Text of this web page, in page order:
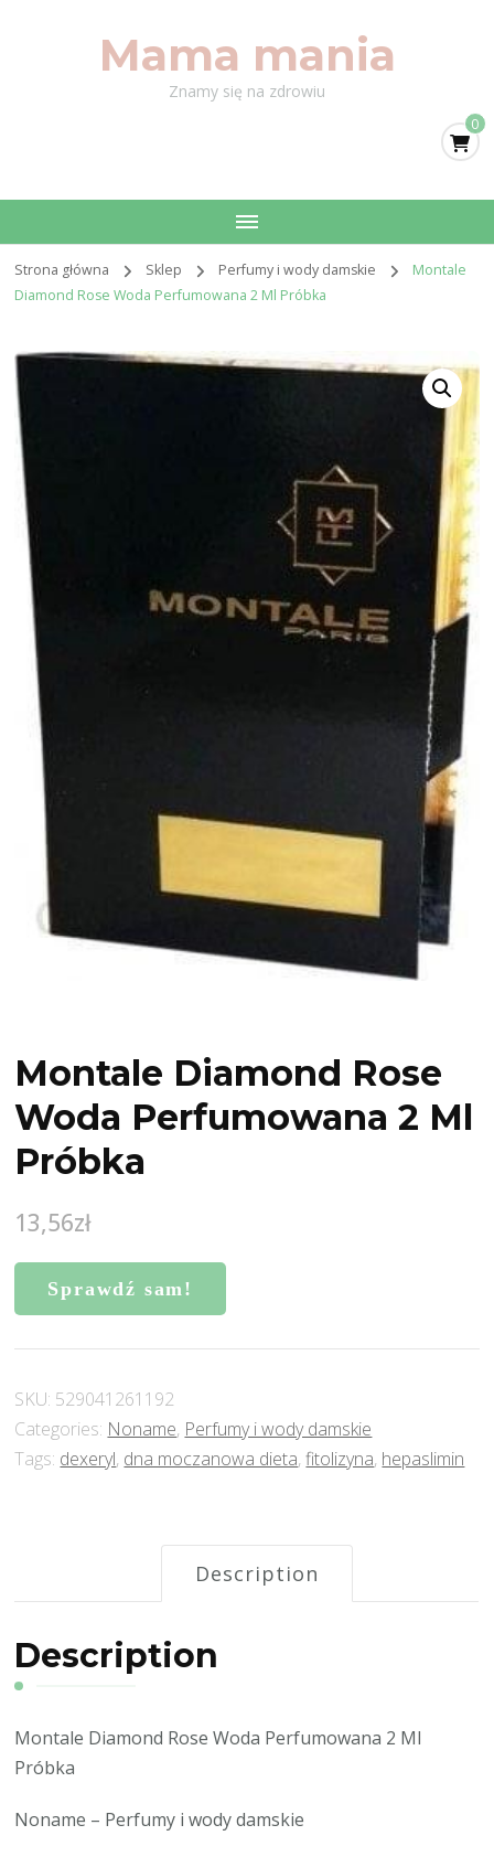
Mama mania
Znamy się na zdrowiu
0
Strona główna Sklep Perfumy i wody damskie
Montale
Diamond Rose Woda Perfumowana 2 Ml Próbka
Montale Diamond Rose
Woda Perfumowana 2 Ml
Próbka
13,56zł
Sprawdź sam!
SKU: 529041261192
Categories: Noname, Perfumy i wody damskie
Tags: dexeryl, dna moczanowa dieta,fitolizyna, hepaslimin
Description
Description
Montale Diamond Rose Woda Perfumowana 2 Ml
Próbka
Noname – Perfumy i wody damskie